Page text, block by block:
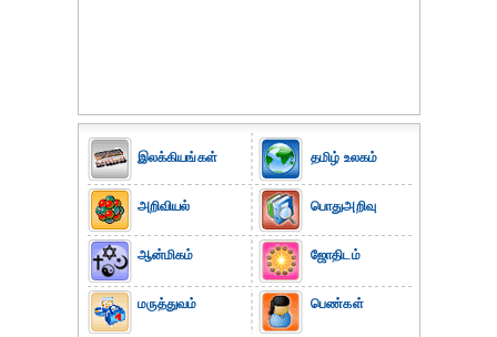
இலக்கியங்கள்
அறிவியல்
ஆன்மிகம்
மருத்துவம்
தமிழ் உலகம்
பொதுஅறிவு
ஜோதிடம்
பெண்கள்